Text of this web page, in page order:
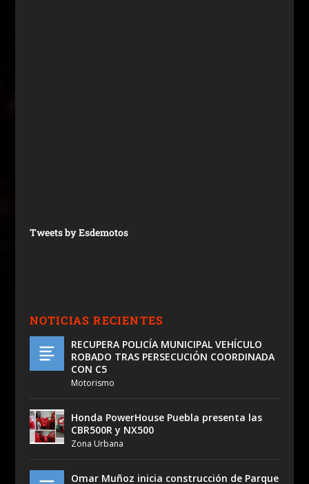
Tweets by Esdemotos
NOTICIAS RECIENTES
RECUPERA POLICÍA MUNICIPAL VEHÍCULO
ROBADO TRAS PERSECUCIÓN COORDINADA
CON C5
Motorismo
Honda PowerHouse Puebla presenta las
CBR500R y NX500
Zona Urbana
Omar Muñoz inicia construcción de Parque